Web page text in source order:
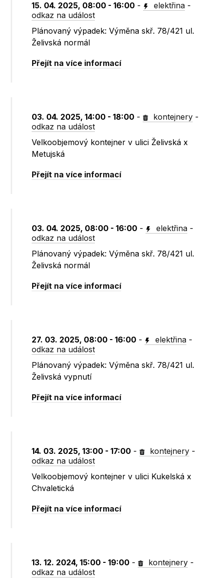
15. 04. 2025, 08:00 - 16:00 - elektřina -
odkaz na událost
Plánovaný výpadek: Výměna skř. 78/421 ul.
Želivská normál
Přejít na více informací
03. 04. 2025, 14:00 - 18:00 - kontejnery -
odkaz na událost
Velkoobjemový kontejner v ulici Želivská x
Metujská
Přejít na více informací
03. 04. 2025, 08:00 - 16:00 - elektřina -
odkaz na událost
Plánovaný výpadek: Výměna skř. 78/421 ul.
Želivská normál
Přejít na více informací
27. 03. 2025, 08:00 - 16:00 - elektřina -
odkaz na událost
Plánovaný výpadek: Výměna skř. 78/421 ul.
Želivská vypnutí
Přejít na více informací
14. 03. 2025, 13:00 - 17:00 - kontejnery -
odkaz na událost
Velkoobjemový kontejner v ulici Kukelská x
Chvaletická
Přejít na více informací
13. 12. 2024, 15:00 - 19:00 - kontejnery -
odkaz na událost